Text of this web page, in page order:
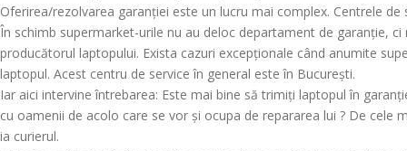
Oferirea/rezolvarea garanției este un lucru mai complex. Centrele
În schimb supermarket-urile nu au deloc departament de garanție,
producătorul laptopului. Exista cazuri excepționale când anumite
laptopul. Acest centru de service în general este în București.
Iar aici intervine întrebarea: Este mai bine să trimiți laptopul în
cu oamenii de acolo care se vor și ocupa de repararea lui ? De
ia curierul.